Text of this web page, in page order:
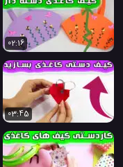
02:16
03:45